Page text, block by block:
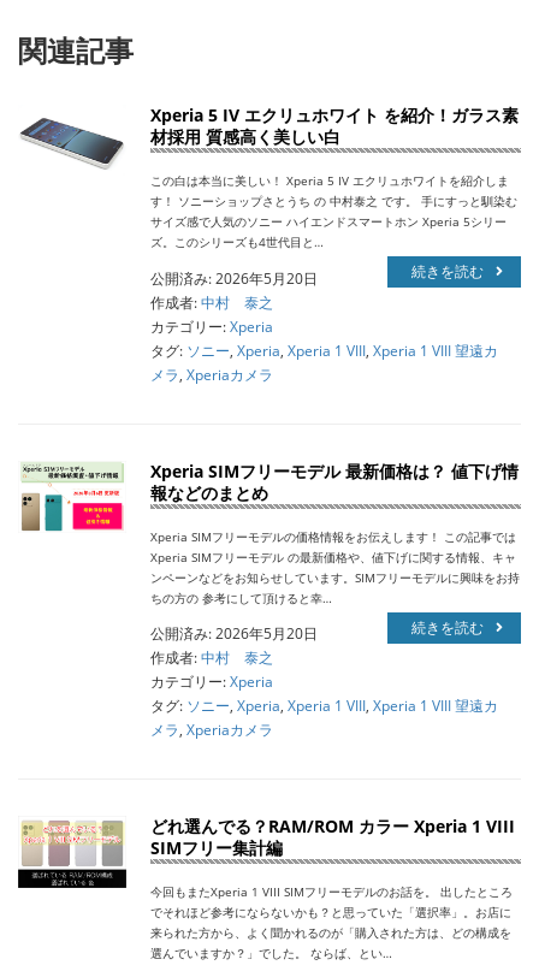
関連記事
Xperia 5 IV エクリュホワイト を紹介！ガラス素
材採用 質感高く美しい白
この白は本当に美しい！ Xperia 5 IV エクリュホワイトを紹介しま
す！ ソニーショップさとうち の 中村泰之 です。 手にすっと馴染む
サイズ感で人気のソニー ハイエンドスマートホン Xperia 5シリー
ズ。このシリーズも4世代目と…
続きを読む
公開済み: 2026年5月20日
作成者:中村 泰之
カテゴリー:Xperia
タグ: ソニー, Xperia, Xperia 1 VIII, Xperia 1 VIII 望遠カ
メラ, Xperiaカメラ
Xperia SIMフリーモデル 最新価格は？ 値下げ情
報などのまとめ
Xperia SIMフリーモデルの価格情報をお伝えします！ この記事では
Xperia SIMフリーモデル の最新価格や、値下げに関する情報、キャ
ンペーンなどをお知らせしています。SIMフリーモデルに興味をお持
ちの方の 参考にして頂けると幸…
続きを読む
公開済み: 2026年5月20日
作成者:中村 泰之
カテゴリー:Xperia
タグ: ソニー, Xperia, Xperia 1 VIII, Xperia 1 VIII 望遠カ
メラ, Xperiaカメラ
どれ選んでる？RAM/ROM カラー Xperia 1 VIII
SIMフリー集計編
今回もまたXperia 1 VIII SIMフリーモデルのお話を。 出したところ
でそれほど参考にならないかも？と思っていた「選択率」。お店に
来られた方から、よく聞かれるのが「購入された方は、どの構成を
選んでいますか？」でした。 ならば、とい…